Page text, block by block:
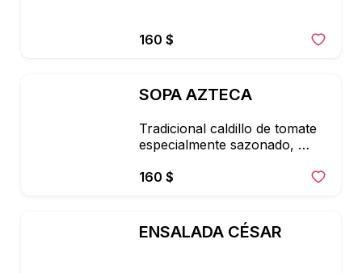
160 $
SOPA AZTECA
Tradicional caldillo de tomate
especialmente sazonado,
de tortilla, chile ancho tostado,
160 $
ENSALADA CÉSAR